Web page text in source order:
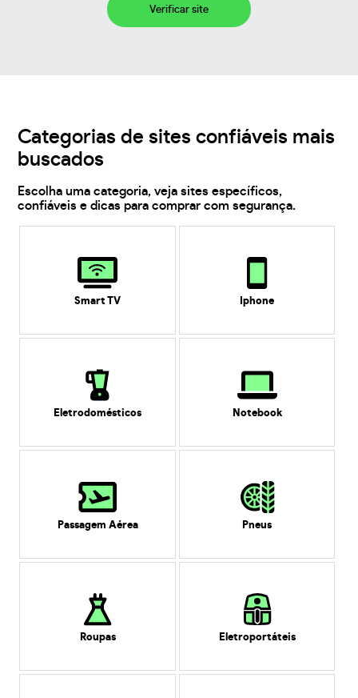
Verificar site
Categorias de sites confiáveis mais
buscados
Escolha uma categoria, veja sites específicos,
confiáveis e dicas para comprar com segurança.
Smart TV Iphone
Eletrodomésticos Notebook
Passagem Aérea Pneus
Roupas Eletroportáteis